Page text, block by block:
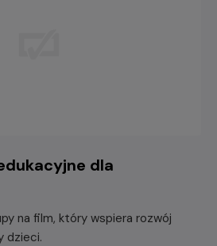
dla
na film, który wspiera rozwój
dzieci.